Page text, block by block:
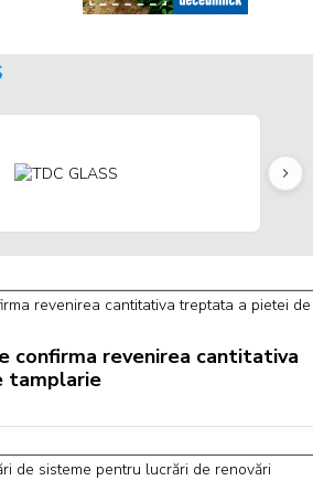
confirma revenirea cantitativa
tamplarie